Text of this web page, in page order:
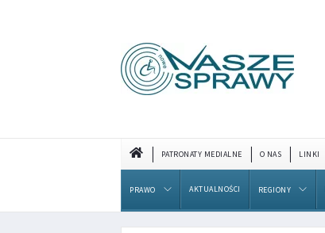
PATRONATY MEDIALNE O NAS LINKI
PRAWO AKTUALNOŚCI REGIONY